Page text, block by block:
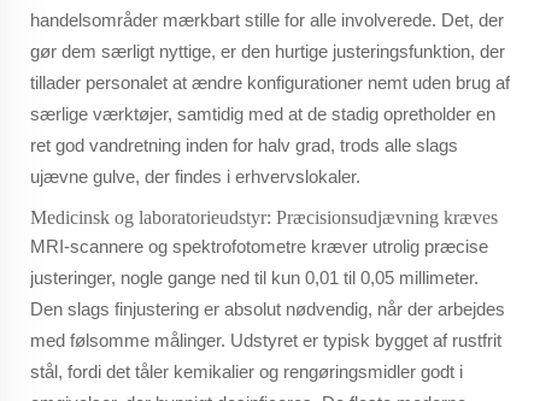
handelsområder mærkbart stille for alle involverede. Det, der
gør dem særligt nyttige, er den hurtige justeringsfunktion, der
tillader personalet at ændre konfigurationer nemt uden brug af
særlige værktøjer, samtidig med at de stadig opretholder en
ret god vandretning inden for halv grad, trods alle slags
ujævne gulve, der findes i erhvervslokaler.
Medicinsk og laboratorieudstyr: Præcisionsudjævning kræves
MRI-scannere og spektrofotometre kræver utrolig præcise
justeringer, nogle gange ned til kun 0,01 til 0,05 millimeter.
Den slags finjustering er absolut nødvendig, når der arbejdes
med følsomme målinger. Udstyret er typisk bygget af rustfrit
stål, fordi det tåler kemikalier og rengøringsmidler godt i